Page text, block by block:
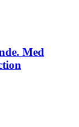
Med